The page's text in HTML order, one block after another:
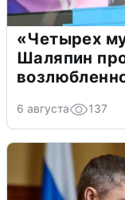
«Четырех
Шаляпин
6 августа 137